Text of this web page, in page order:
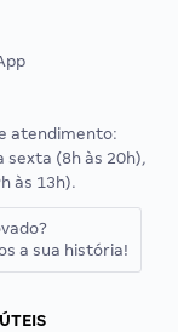
atendimento:
sexta (8h às 20h),
às 13h).
a sua história!